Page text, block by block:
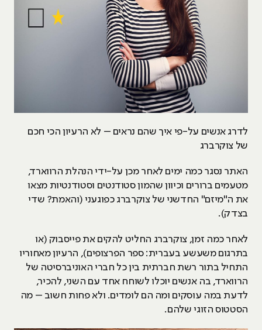
לדרג אנשים על-פי איך שהם נראים – לא הרעיון הכי חכם
של צוקרברג
האתר נסגר כמה ימים לאחר מכן על-ידי הנהלת הרווארד,
מטעמים ברורים וכיוון שהמון סטודנטים וסטודנטיות מצאו
את ה"מיזם" החדשני של צוקרברג כפוגעני (והאמת? שדי
בצדק).
לאחר כמה זמן, צוקרברג החליט להקים את פייסבוק (או
בתרגום משעשע בעברית: ספר הפרצופים), הרעיון מאחוריו
התחיל בתור רשת חברתית בין כל חברי האוניברסיטה של
הרווארד, בה אנשים יוכלו לשוחח אחד עם השני, להכיר,
לדעת במה עוסקים ומה הם לומדים. ולא פחות חשוב – מה
הסטטוס הזוגי שלהם.